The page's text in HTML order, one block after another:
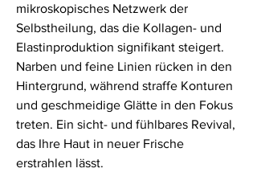
mikroskopisches Netzwerk der
Selbstheilung, das die Kollagen- und
Elastinproduktion signifikant steigert.
Narben und feine Linien rücken in den
Hintergrund, während straffe Konturen
und geschmeidige Glätte in den Fokus
treten. Ein sicht- und fühlbares Revival,
das Ihre Haut in neuer Frische
erstrahlen lässt.